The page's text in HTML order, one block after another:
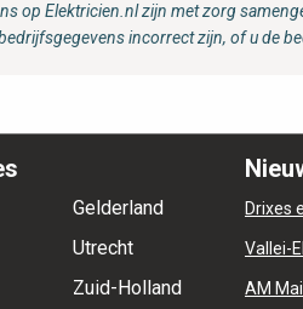
op Elektricien.nl zijn met zorg
incorrect zijn, of u de
Gelderland
Utrecht
Zuid-Holland
Drixes
Vallei-
AM